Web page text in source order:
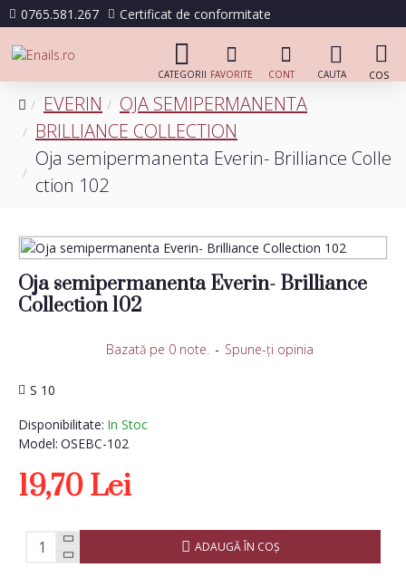
0765.581.267 Certificat de conformitate
EVERIN
OJA SEMIPERMANENTA
BRILLIANCE COLLECTION
Oja semipermanenta Everin- Brilliance Colle
ction 102
Oja semipermanenta Everin- Brilliance
Collection 102
Disponibilitate: In Stoc
Model: OSEBC-102
S 10
Bazată pe 0 note. - Spune-ţi opinia
19,70 Lei
ADAUGĂ ÎN COŞ